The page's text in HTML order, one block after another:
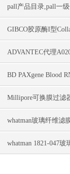
pall产品目录,pall一
经销上海力敏实业
GIBCO胶原酶I型
几大特点
ADVANTEC代理
BD PAXgene Blood
Millipore可换膜过滤
的全自动过滤装置
whatman玻璃纤维滤
品
whatman 1821-047玻